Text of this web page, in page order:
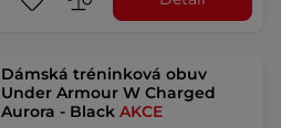
Dámská tréninková obuv
Under Armour W Charged
Aurora - BlackAKCE